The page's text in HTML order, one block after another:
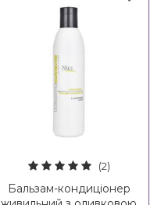
(2)
Бальзам-кондиціонер